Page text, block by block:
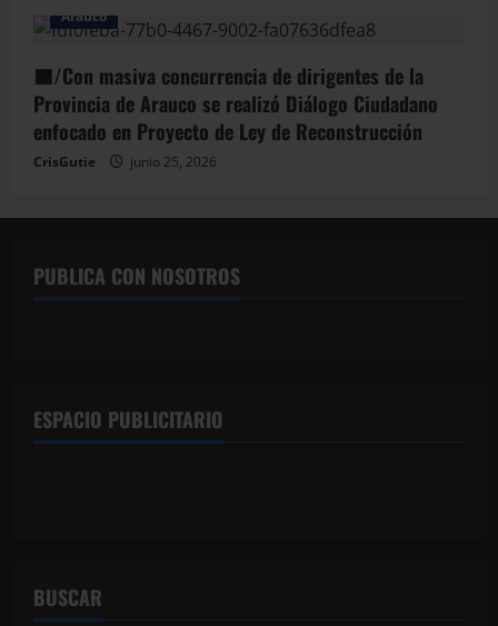
Arauco
🟦/Con masiva concurrencia de dirigentes de la
Provincia de Arauco se realizó Diálogo Ciudadano
enfocado en Proyecto de Ley de Reconstrucción
CrisGutie junio 25, 2026
PUBLICA CON NOSOTROS
ESPACIO PUBLICITARIO
BUSCAR